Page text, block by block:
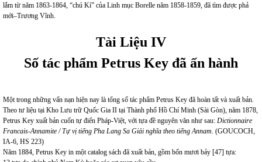
lắm từ năm 1863-1864, “chú Kí” của Linh mục Borelle năm 1858-1859, đã tìm được phả
mới–Trương Vĩnh.
Tài Liệu IV
Số tác phẩm Petrus Key đã ấn hành
Một trong những vấn nạn hiện nay là tổng số tác phẩm Petrus Key đã hoàn tất và xuất bản.
Theo tư liệu tại Kho Lưu trữ Quốc Gia II tại Thành phố Hồ Chí Minh (Sài Gòn), năm 1878,
Petrus Key xuất bản cuốn tự điển Pháp-Việt, với tựa đề nguyên văn như sau: Dictionnaire
Francais-Annamite / Tự vị tiếng Pha Lang Sa Giải nghĩa theo tiếng Annam. (GOUCOCH,
IA-6, HS 223)
Năm 1884, Petrus Key in một catalog sách đã xuất bản, gồm bốn mươi bảy [47] tựa: